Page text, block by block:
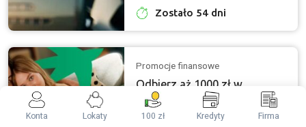
Zostało 54 dni
Promocje finansowe
Odbierz aż 1000 zł w
gotówce za Konto Otwarte
na Ciebie w BNP Paribas +
Konta Lokaty 100 zł Kredyty Firma